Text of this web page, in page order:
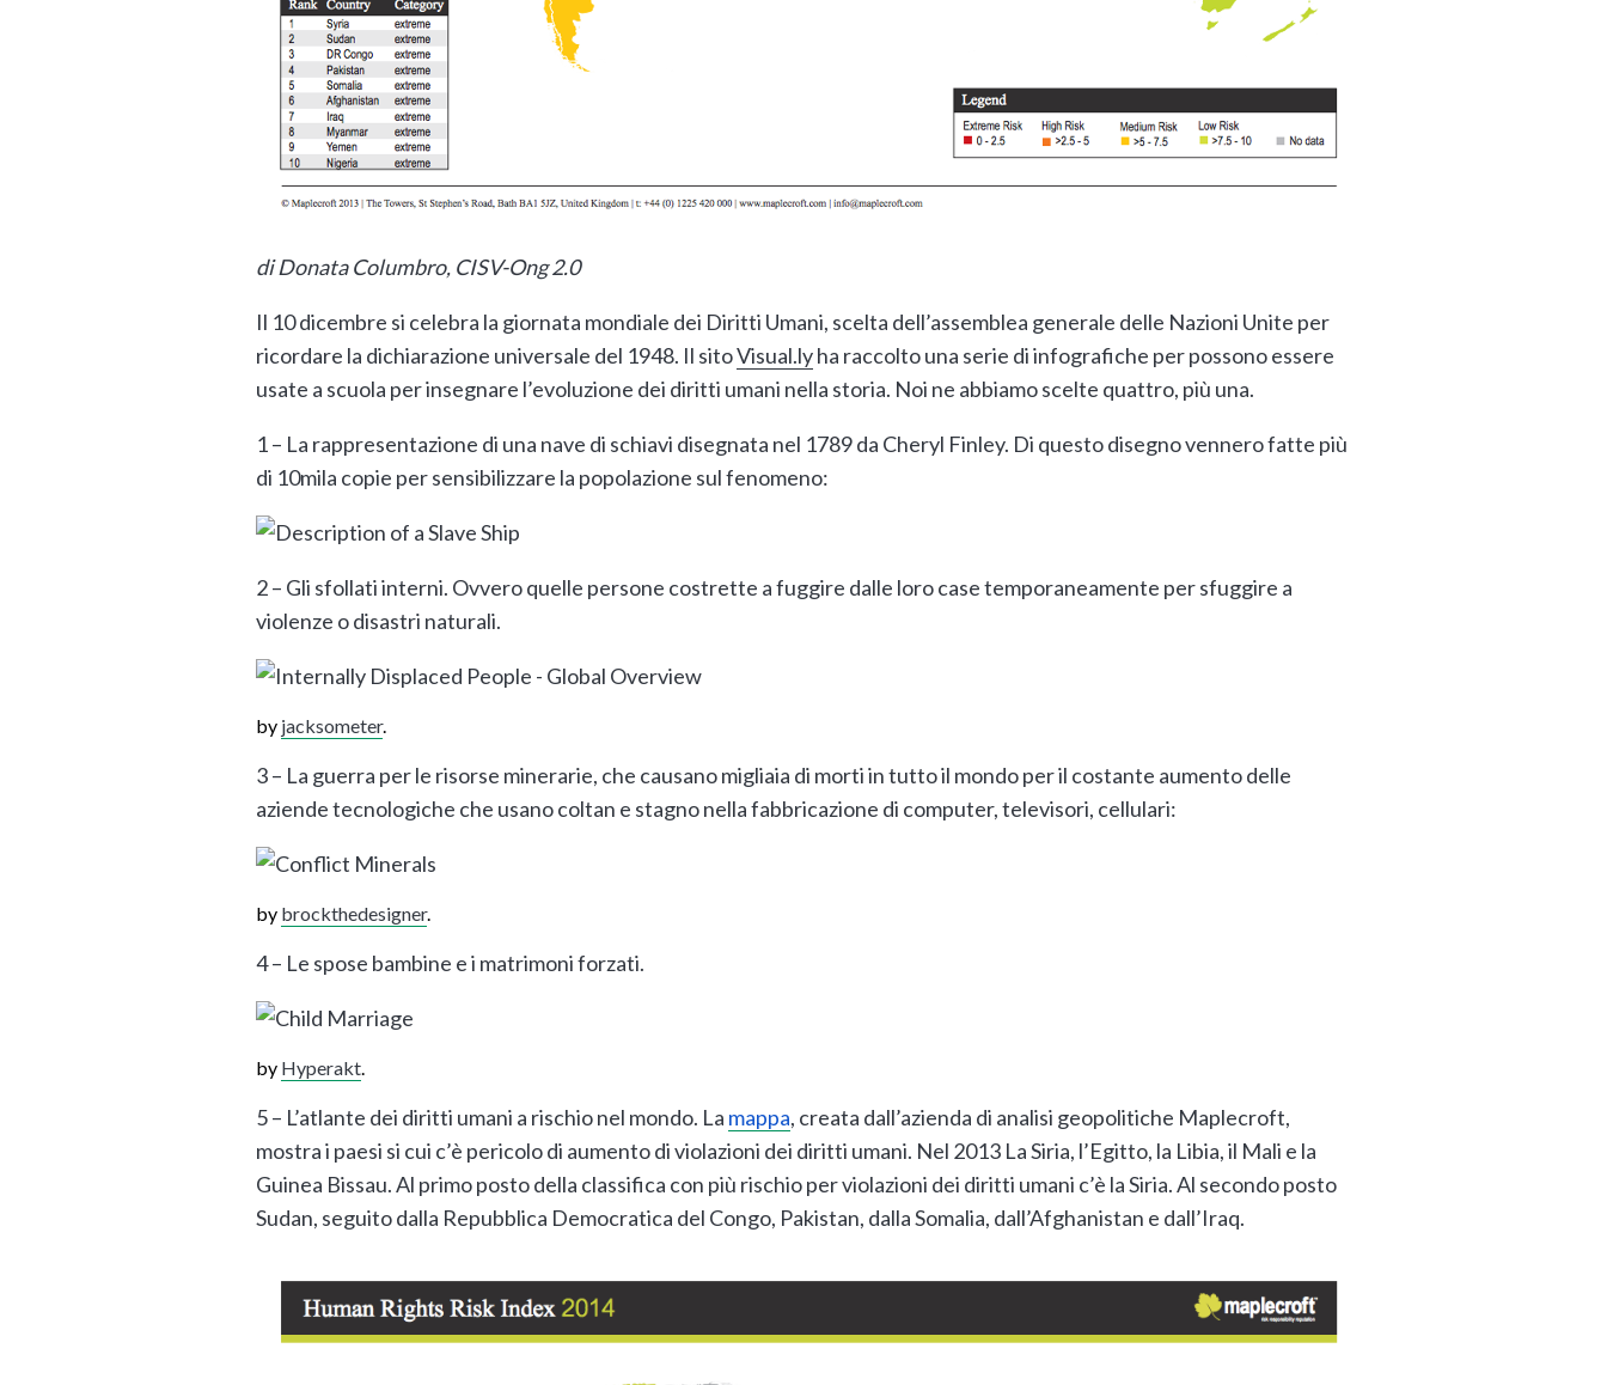
di Donata Columbro, CISV-Ong 2.0
Il 10 dicembre si celebra la giornata mondiale dei Diritti Umani, scelta dell’assemblea generale delle Nazioni Unite per
ricordare la dichiarazione universale del 1948. Il sitoVisual.lyha raccolto una serie di infografiche per possono essere
usate a scuola per insegnare l’evoluzione dei diritti umani nella storia. Noi ne abbiamo scelte quattro, più una.
1 – La rappresentazione di una nave di schiavi disegnata nel 1789 da Cheryl Finley. Di questo disegno vennero fatte più
di 10mila copie per sensibilizzare la popolazione sul fenomeno:
2 – Gli sfollati interni. Ovvero quelle persone costrette a fuggire dalle loro case temporaneamente per sfuggire a
violenze o disastri naturali.
by jacksometer.
3 – La guerra per le risorse minerarie, che causano migliaia di morti in tutto il mondo per il costante aumento delle
aziende tecnologiche che usano coltan e stagno nella fabbricazione di computer, televisori, cellulari:
by brockthedesigner.
4 – Le spose bambine e i matrimoni forzati.
by Hyperakt.
5 – L’atlante dei diritti umani a rischio nel mondo. La mappa, creata dall’azienda di analisi geopolitiche Maplecroft,
mostra i paesi si cui c’è pericolo di aumento di violazioni dei diritti umani. Nel 2013 La Siria, l’Egitto, la Libia, il Mali e la
Guinea Bissau. Al primo posto della classifica con più rischio per violazioni dei diritti umani c’è la Siria. Al secondo posto
Sudan, seguito dalla Repubblica Democratica del Congo, Pakistan, dalla Somalia, dall’Afghanistan e dall’Iraq.